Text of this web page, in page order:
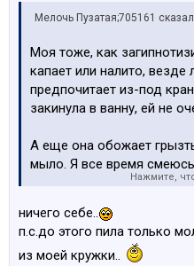
Мелочь Пузатая;705161
Моя тоже, как
капает или налито, везде
предпочитает из-под
закинула в ванну, ей не
А еще она обожает
мыло. Я все время
упаковочные, а ну и
трясти начинает, когда
Нажмите,
ничего себе..
п.с.до этого пила только
из моей кружки..